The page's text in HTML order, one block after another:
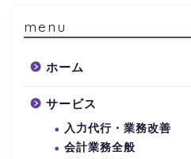
menu
ホーム
サービス
入力代行・業務改善
会計業務全般